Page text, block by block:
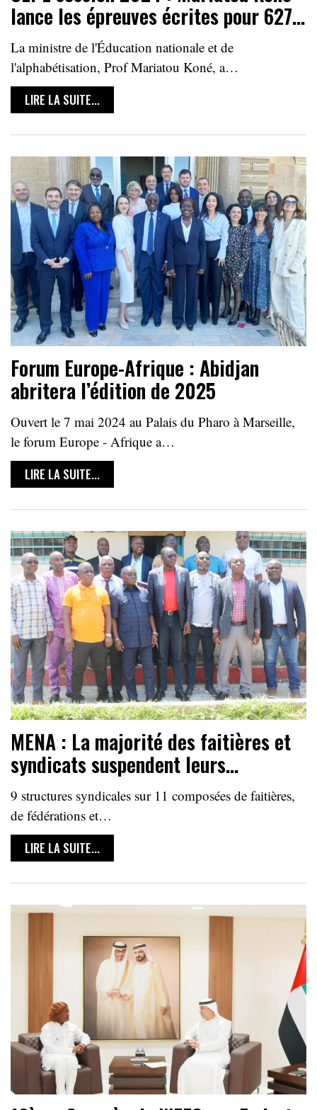
lance les épreuves écrites pour 627…
La ministre de l'Éducation nationale et de
l'alphabétisation, Prof Mariatou Koné, a…
LIRE LA SUITE...
Forum Europe-Afrique : Abidjan
abritera l’édition de 2025
Ouvert le 7 mai 2024 au Palais du Pharo à Marseille,
le forum Europe - Afrique a…
LIRE LA SUITE...
MENA : La majorité des faitières et
syndicats suspendent leurs…
9 structures syndicales sur 11 composées de faitières,
de fédérations et…
LIRE LA SUITE...